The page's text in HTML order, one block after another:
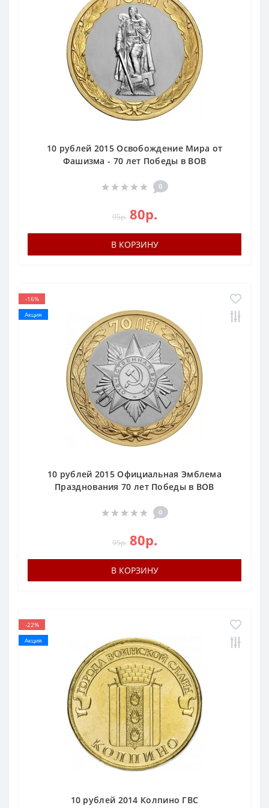
10 рублей 2015 Освобождение Мира от
Фашизма - 70 лет Победы в ВОВ
0
95р. 80р.
В КОРЗИНУ
-16%
Акция
10 рублей 2015 Официальная Эмблема
Празднования 70 лет Победы в ВОВ
0
95р. 80р.
В КОРЗИНУ
-22%
Акция
10 рублей 2014 Колпино ГВС